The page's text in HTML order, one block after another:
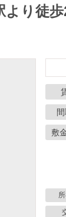
り徒歩
敷